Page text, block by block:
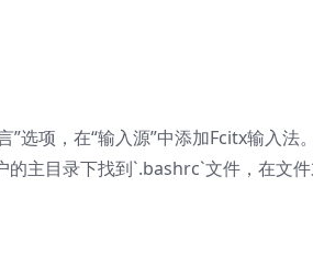
选项，在“输入源”中添加Fcitx输入法
的主目录下找到`.bashrc`文件，在文